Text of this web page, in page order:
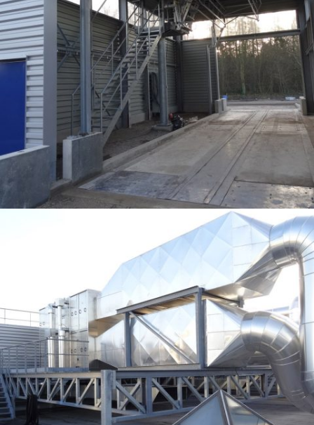
CRÉATION D’UN POSTE DE PRISE D’ÉCHANTILLON MATIÈRES PREMIÈRES